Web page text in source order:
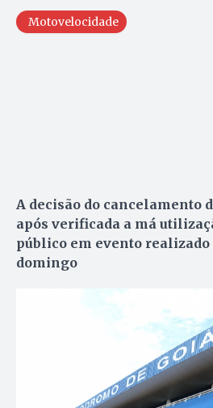
Motovelocidade
A decisão do cancelamento
após verificada a má
público em evento
domingo